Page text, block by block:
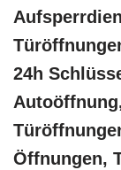
24h
Öffnungen,